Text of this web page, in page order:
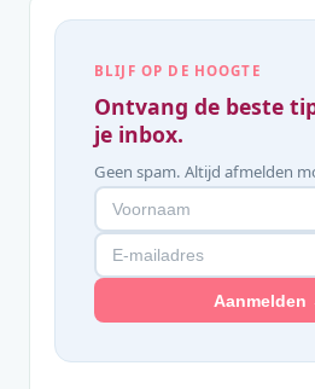
BLIJF OP DE HOOGTE
Ontvang de beste
je inbox.
Geen spam. Altijd afmelden
Aanmelden